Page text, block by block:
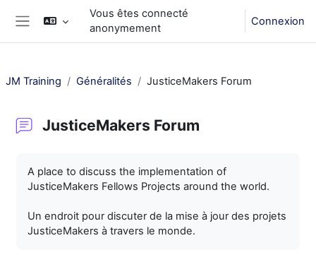
Passer au contenu principal
Panneau latéral
Vous êtes connecté
anonymement
Connexion
JM Training Généralités JusticeMakers Forum
JusticeMakers Forum
A place to discuss the implementation of
JusticeMakers Fellows Projects around the world.
Un endroit pour discuter de la mise à jour des projets
JusticeMakers à travers le monde.